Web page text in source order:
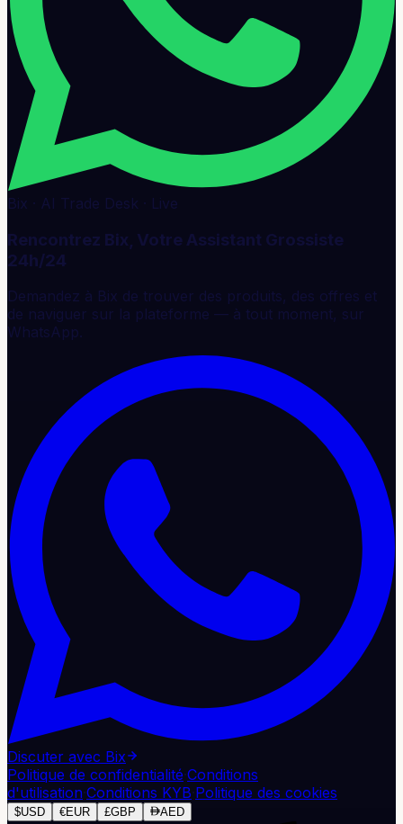
Bix · AI Trade Desk · Live
Rencontrez Bix, Votre Assistant Grossiste
24h/24
Demandez à Bix de trouver des produits, des offres et
de naviguer sur la plateforme — à tout moment, sur
WhatsApp.
Discuter avec Bix
Politique de confidentialité·Conditions
d'utilisation·Conditions KYB·Politique des cookies
$USD €EUR £GBP AED